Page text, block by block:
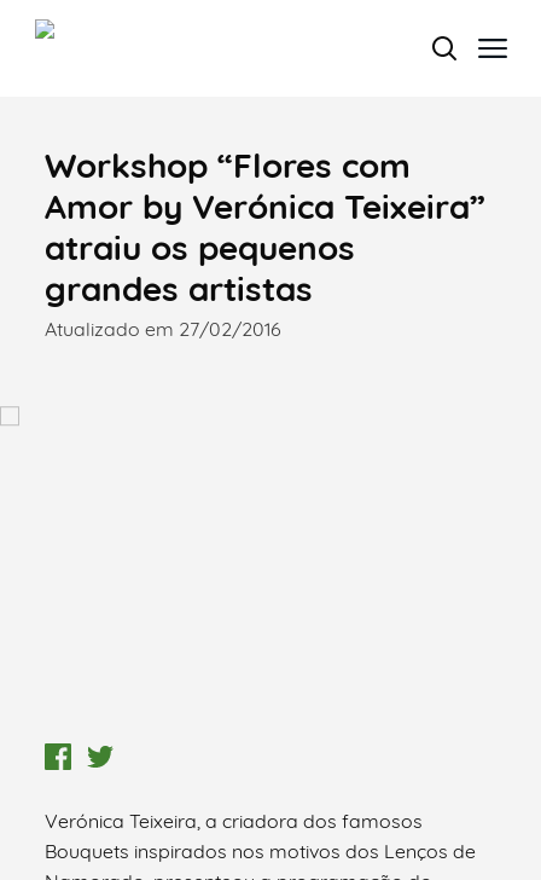
Termo de Pesquisa
Categorias gerais
Workshop “Flores com
Amor by Verónica Teixeira”
atraiu os pequenos
grandes artistas
Atualizado em 27/02/2016
Verónica Teixeira, a criadora dos famosos
Bouquets inspirados nos motivos dos Lenços de